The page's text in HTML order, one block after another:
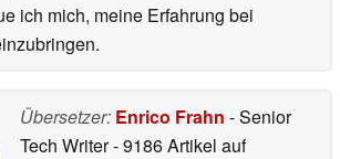
ich mich, meine Erfahrung bei
Übersetzer: Enrico Frahn - Senior
Tech Writer- 9186 Artikel auf